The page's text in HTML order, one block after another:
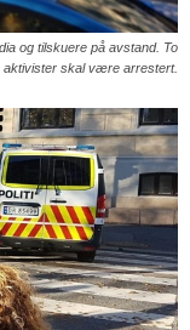
og tilskuere på avstand. To
aktivister skal være arrestert.